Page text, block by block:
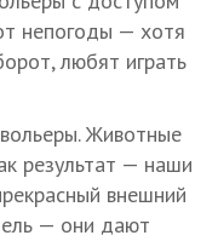
непогоды — хотя
любят играть
Животные
результат — наши
внешний
— они дают